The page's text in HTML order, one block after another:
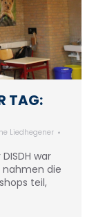
TAG:
Liedhegener
war
nahmen die
teil,